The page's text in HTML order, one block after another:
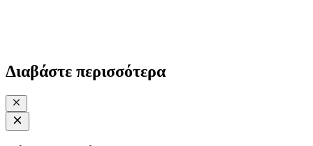
Διαβάστε περισσότερα